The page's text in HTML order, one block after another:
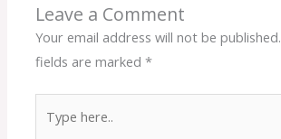
Leave a Comment
Your email address will not be published.
fields are marked*
here..